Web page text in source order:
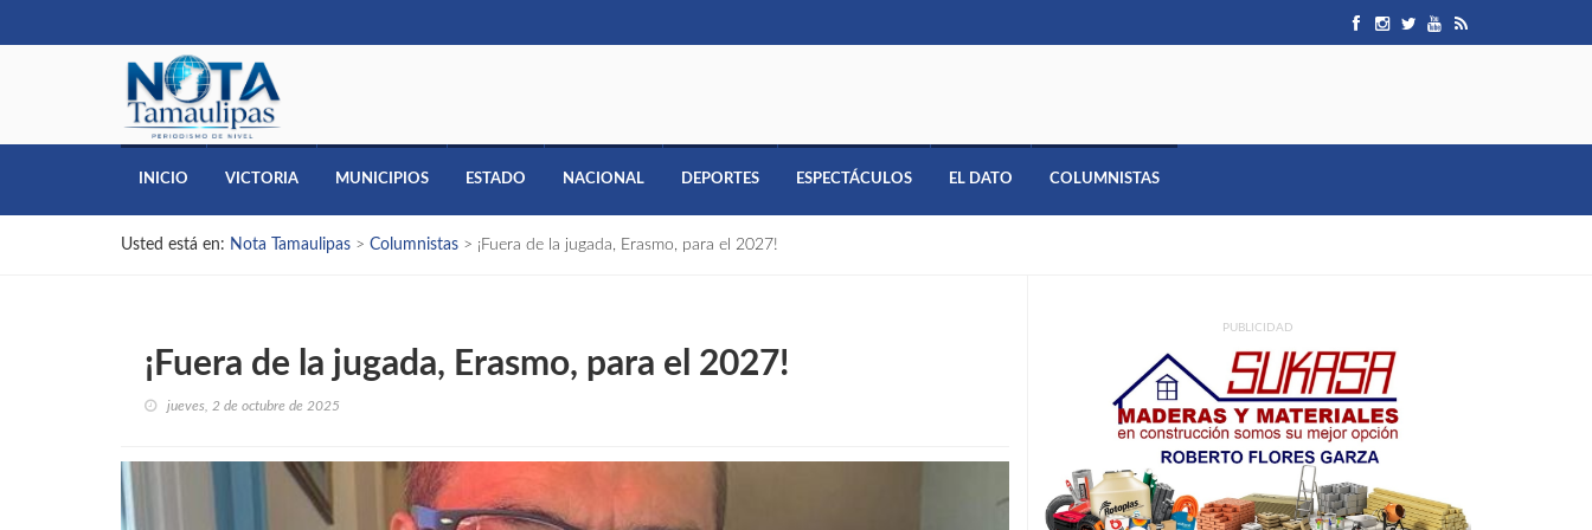
INICIO VICTORIA MUNICIPIOS ESTADO NACIONAL DEPORTES ESPECTÁCULOS EL DATO COLUMNISTAS
Usted está en: Nota Tamaulipas > Columnistas > ¡Fuera de la jugada, Erasmo, para el 2027!
¡Fuera de la jugada, Erasmo, para el 2027!
jueves, 2 de octubre de 2025
PUBLICIDAD